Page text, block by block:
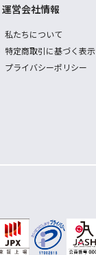
運営会社情報
私たちについて
特定商取引に基づく表示
プライバシーポリシー